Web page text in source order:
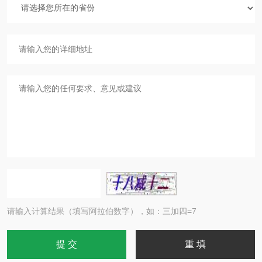
请输入计算结果（填写阿拉伯数字），如：三加四=7